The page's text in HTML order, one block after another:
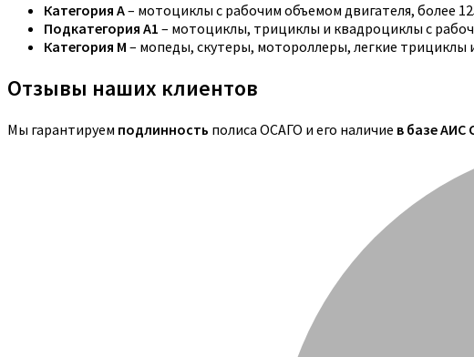
Категория A– мотоциклы с рабочим объемом двигателя, более
Подкатегория A1 – мотоциклы, трициклы и квадроциклы с
Категория M – мопеды, скутеры, мотороллеры, легкие
Отзывы наших клиентов
Мы гарантируем подлинность полиса ОСАГО и его наличие в базе АИС